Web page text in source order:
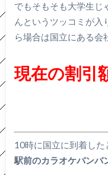
でもそもそも大学生じ
んというツッコミが入
ら場合は国立にある会
現在の割
10時に国立に到着した
駅前のカラオケバンバ